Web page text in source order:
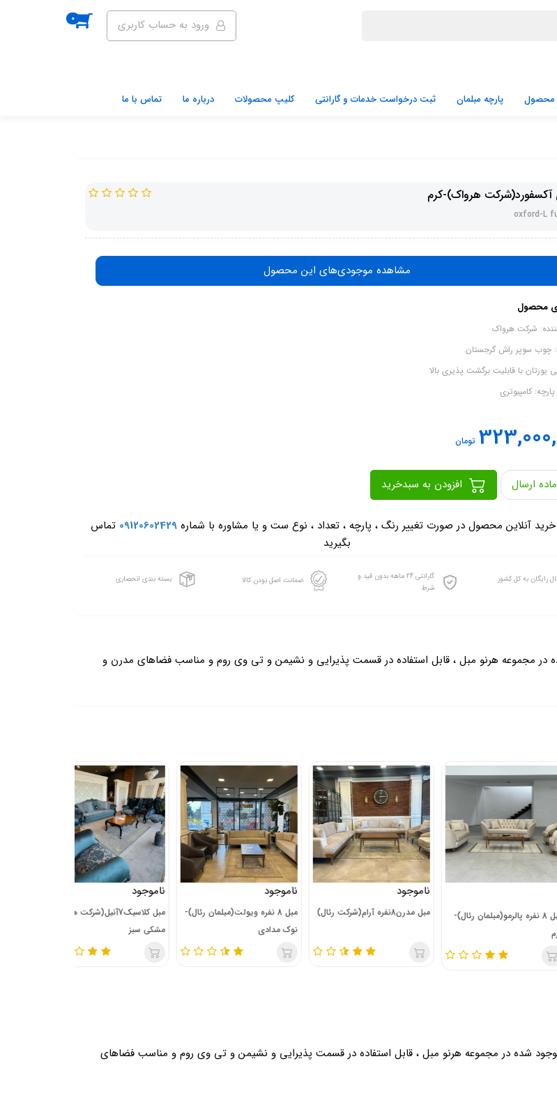
ورود به حساب کاربری 0
محصول پارچه مبلمان ثبت درخواست خدمات و گارانتی کلیپ محصولات درباره ما تماس با ما
آکسفورد(شرکت هرواک)-کرم
oxford-L
مشاهده موجودی‌های این محصول
محصول
شرکت هرواک
چوب سوپر راش گرجستان
یورتان با قابلیت برگشت پذیری بالا
کامپیوتری
تومان
ارسال
خرید آنلاین محصول در صورت تغییر رنگ ، پارچه ، تعداد ، نوع ست و یا مشاوره با شماره09120602429 تماس
بگیرید
رایگان به کل کشور
گارانتی 24 ماهه بدون قید و
شرط
ضمانت اصل بودن کالا بسته بندی انحصاری
مجموعه هرنو مبل ، قابل استفاده در قسمت پذیرایی و نشیمن و تی وی روم و مناسب فضاهای مدرن و
نفره پالرمو(مبلمان رئال)-
ناموجود
مبل مدرن8نفره آرام(شرکت رئال)
ناموجود
مبل 8 نفره ویولت(مبلمان رئال)-
نوک مدادی
ناموجود
مبل کلاسیک7آنیل(شرکت هرواک)-
مشکی سبز
شده در مجموعه هرنو مبل ، قابل استفاده در قسمت پذیرایی و نشیمن و تی وی روم و مناسب فضاهای